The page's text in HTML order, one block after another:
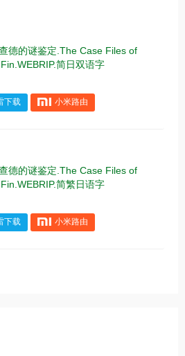
德的谜鉴定.The Case Files of
简日双语字
下载 小米路由
德的谜鉴定.The Case Files of
简繁日语字
下载 小米路由